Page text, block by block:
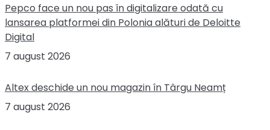
Pepco face un nou pas în digitalizare odată cu
lansarea platformei din Polonia alături de Deloitte
Digital
7 august 2026
Altex deschide un nou magazin în Târgu Neamț
7 august 2026